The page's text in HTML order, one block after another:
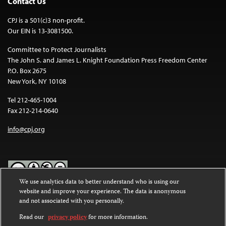
CPJ is a 501(c)3 non-profit.
Our EIN is 13-3081500.
Committee to Protect Journalists
The John S. and James L. Knight Foundation Press Freedom Center
P.O. Box 2675
New York, NY 10108
Tel 212-465-1004
Fax 212-214-0640
info@cpj.org
Except where noted, text on this website is licensed under a
Commons Attribution-NonCommercial-NoDerivatives 4.0
International License.
We use analytics data to better understand who is using our
website and improve your experience. The data is anonymous
and not associated with you personally.
Read our privacy policyfor more information.